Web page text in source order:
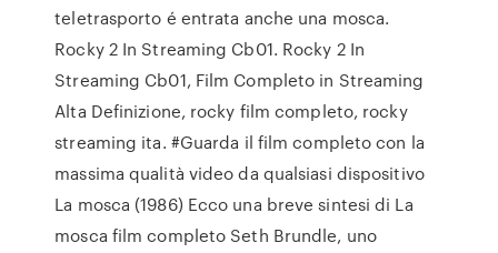
teletrasporto é entrata anche una mosca.
Rocky 2 In Streaming Cb01. Rocky 2 In
Streaming Cb01, Film Completo in Streaming
Alta Definizione, rocky film completo, rocky
streaming ita. #Guarda il film completo con la
massima qualità video da qualsiasi dispositivo
La mosca (1986) Ecco una breve sintesi di La
mosca film completo Seth Brundle, uno